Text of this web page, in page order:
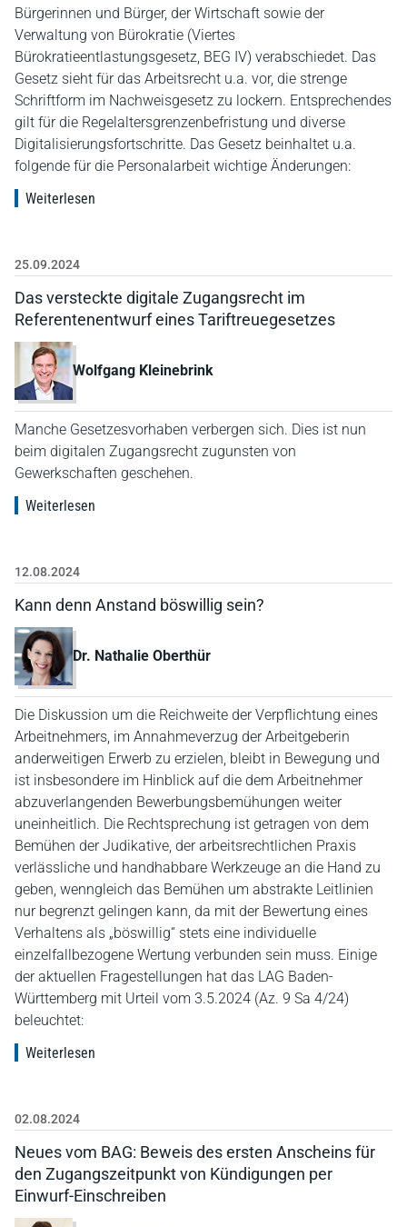
Bürgerinnen und Bürger, der Wirtschaft sowie der
Verwaltung von Bürokratie (Viertes
Bürokratieentlastungsgesetz, BEG IV) verabschiedet. Das
Gesetz sieht für das Arbeitsrecht u.a. vor, die strenge
Schriftform im Nachweisgesetz zu lockern. Entsprechendes
gilt für die Regelaltersgrenzenbefristung und diverse
Digitalisierungsfortschritte. Das Gesetz beinhaltet u.a.
folgende für die Personalarbeit wichtige Änderungen:
Weiterlesen
25.09.2024
Das versteckte digitale Zugangsrecht im
Referentenentwurf eines Tariftreuegesetzes
Wolfgang Kleinebrink
Manche Gesetzesvorhaben verbergen sich. Dies ist nun
beim digitalen Zugangsrecht zugunsten von
Gewerkschaften geschehen.
Weiterlesen
12.08.2024
Kann denn Anstand böswillig sein?
Dr. Nathalie Oberthür
Die Diskussion um die Reichweite der Verpflichtung eines
Arbeitnehmers, im Annahmeverzug der Arbeitgeberin
anderweitigen Erwerb zu erzielen, bleibt in Bewegung und
ist insbesondere im Hinblick auf die dem Arbeitnehmer
abzuverlangenden Bewerbungsbemühungen weiter
uneinheitlich. Die Rechtsprechung ist getragen von dem
Bemühen der Judikative, der arbeitsrechtlichen Praxis
verlässliche und handhabbare Werkzeuge an die Hand zu
geben, wenngleich das Bemühen um abstrakte Leitlinien
nur begrenzt gelingen kann, da mit der Bewertung eines
Verhaltens als „böswillig“ stets eine individuelle
einzelfallbezogene Wertung verbunden sein muss. Einige
der aktuellen Fragestellungen hat das LAG Baden-
Württemberg mit Urteil vom 3.5.2024 (Az. 9 Sa 4/24)
beleuchtet:
Weiterlesen
02.08.2024
Neues vom BAG: Beweis des ersten Anscheins für
den Zugangszeitpunkt von Kündigungen per
Einwurf-Einschreiben